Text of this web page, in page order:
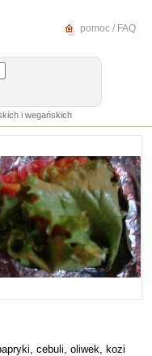
pomoc / FAQ
i wegańskich
cebuli, oliwek, kozi